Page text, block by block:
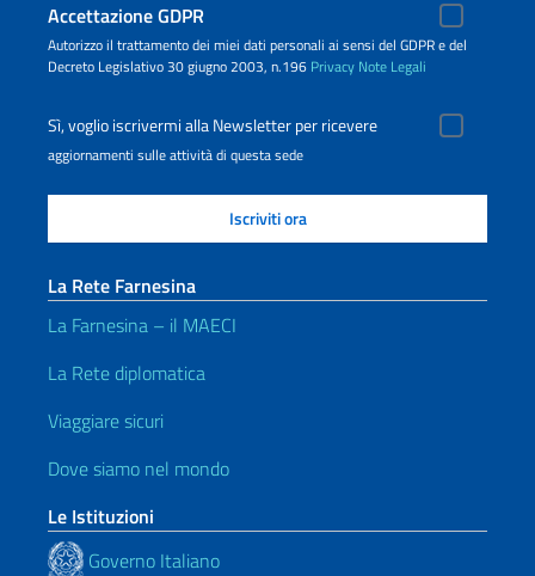
Accettazione GDPR
Autorizzo il trattamento dei miei dati personali ai sensi del GDPR e del
Decreto Legislativo 30 giugno 2003, n.196 Privacy Note Legali
Sì, voglio iscrivermi alla Newsletter per ricevere
aggiornamenti sulle attività di questa sede
La Rete Farnesina
La Farnesina – il MAECI
La Rete diplomatica
Viaggiare sicuri
Dove siamo nel mondo
Le Istituzioni
Governo Italiano